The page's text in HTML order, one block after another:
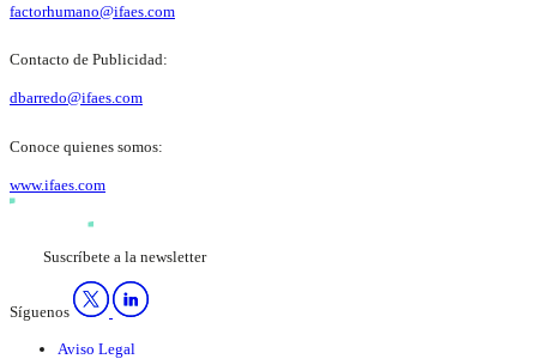
factorhumano@ifaes.com
Contacto de Publicidad:
dbarredo@ifaes.com
Conoce quienes somos:
www.ifaes.com
Suscríbete a la newsletter
Síguenos
Aviso Legal